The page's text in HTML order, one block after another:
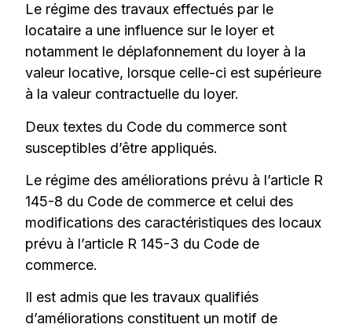
Le régime des travaux effectués par le
locataire a une influence sur le loyer et
notamment le déplafonnement du loyer à la
valeur locative, lorsque celle-ci est supérieure
à la valeur contractuelle du loyer.
Deux textes du Code du commerce sont
susceptibles d’être appliqués.
Le régime des améliorations prévu à l’article R
145-8 du Code de commerce et celui des
modifications des caractéristiques des locaux
prévu à l’article R 145-3 du Code de
commerce.
Il est admis que les travaux qualifiés
d’améliorations constituent un motif de